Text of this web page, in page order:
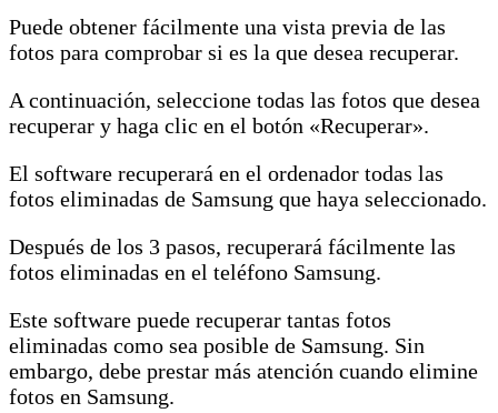
Puede obtener fácilmente una vista previa de las
fotos para comprobar si es la que desea recuperar.
A continuación, seleccione todas las fotos que desea
recuperar y haga clic en el botón «Recuperar».
El software recuperará en el ordenador todas las
fotos eliminadas de Samsung que haya seleccionado.
Después de los 3 pasos, recuperará fácilmente las
fotos eliminadas en el teléfono Samsung.
Este software puede recuperar tantas fotos
eliminadas como sea posible de Samsung. Sin
embargo, debe prestar más atención cuando elimine
fotos en Samsung.